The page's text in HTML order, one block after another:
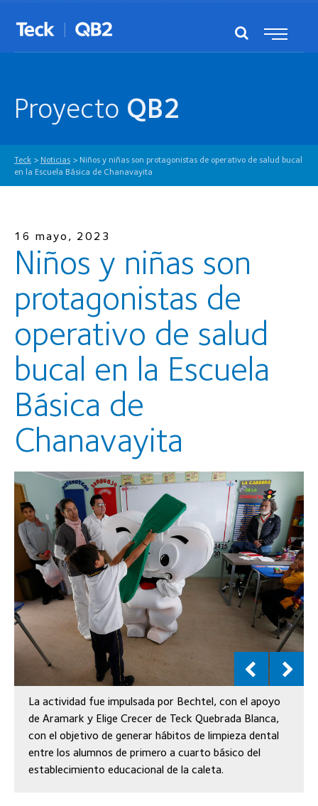
Proyecto QB2
Teck > Noticias > Niños y niñas son protagonistas de operativo de salud bucal
en la Escuela Básica de Chanavayita
16 mayo, 2023
Niños y niñas son
protagonistas de
operativo de salud
bucal en la Escuela
Básica de
Chanavayita
La actividad fue impulsada por Bechtel, con el apoyo
de Aramark y Elige Crecer de Teck Quebrada Blanca,
con el objetivo de generar hábitos de limpieza dental
entre los alumnos de primero a cuarto básico del
establecimiento educacional de la caleta.